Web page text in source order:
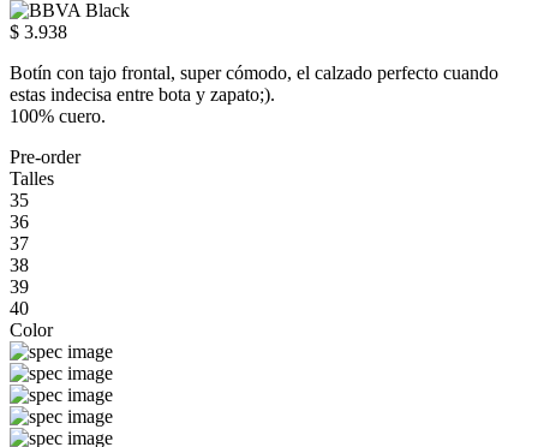
$ 3.938
Botín con tajo frontal, super cómodo, el calzado perfecto cuando
estas indecisa entre bota y zapato;).
100% cuero.
Pre-order
Talles
35
36
37
38
39
40
Color